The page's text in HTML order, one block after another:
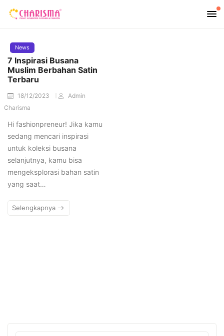
News
7 Inspirasi Busana
Muslim Berbahan Satin
Terbaru
18/12/2023
Admin
Charisma
Hi fashionpreneur! Jika kamu
sedang mencari inspirasi
untuk koleksi busana
selanjutnya, kamu bisa
mengeksplorasi bahan satin
yang saat…
Selengkapnya